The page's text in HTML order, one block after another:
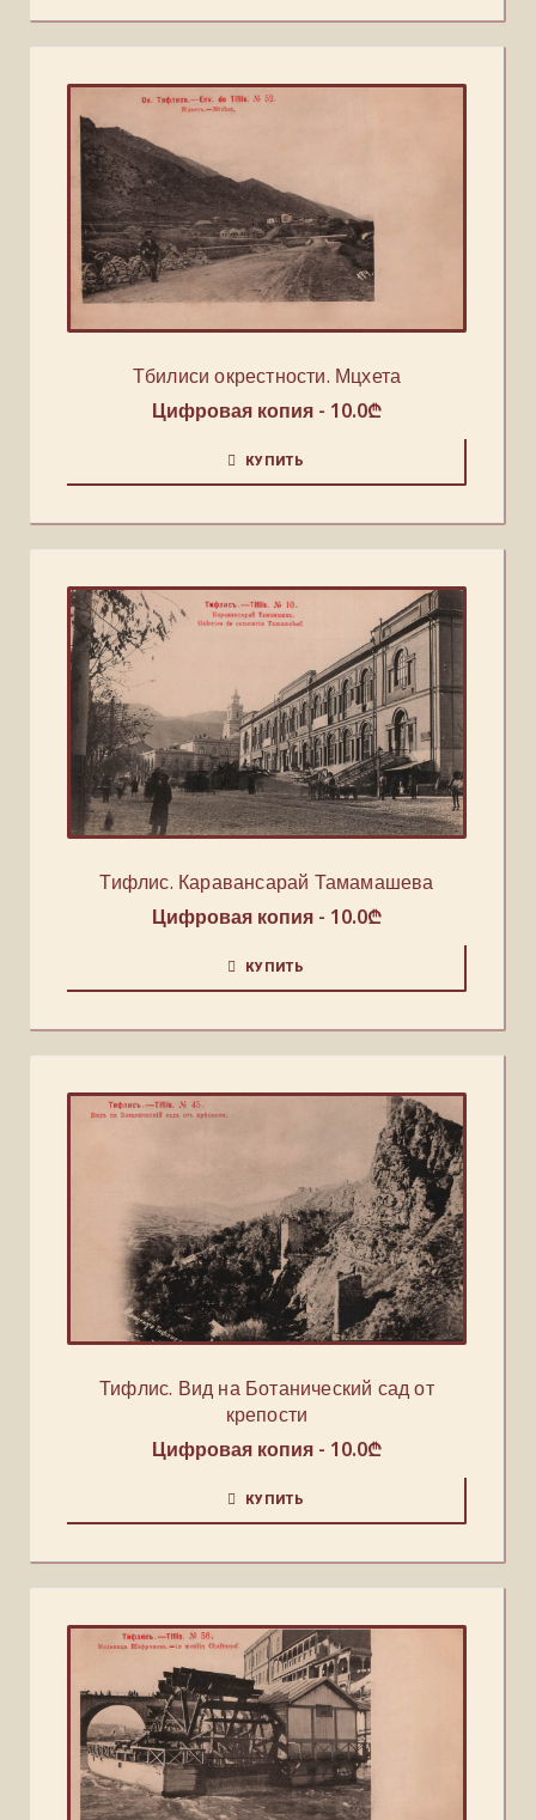
Тбилиси окрестности. Мцхета
Цифровая копия - 10.0₾
КУПИТЬ
Тифлис. Каравансарай Тамамашева
Цифровая копия - 10.0₾
КУПИТЬ
Тифлис. Вид на Ботанический сад от
крепости
Цифровая копия - 10.0₾
КУПИТЬ